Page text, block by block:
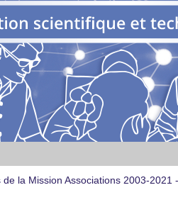
de la Mission Associations 2003-2021